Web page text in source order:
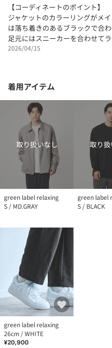
【コーディネートのポイント】
ジャケットのカラーリングがメ
は落ち着きのあるブラックで合わ
足元にはスニーカーを合わせて
2026/04/15
着用アイテム
取り扱いなし
green label relaxing
S / MD.GRAY
取り
green label
S / BLACK
green label relaxing
26cm / WHITE
¥20,900